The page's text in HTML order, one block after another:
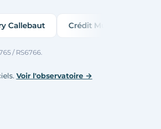
Crédit Mutuel
/ RS6766.
Voir l'observatoire →